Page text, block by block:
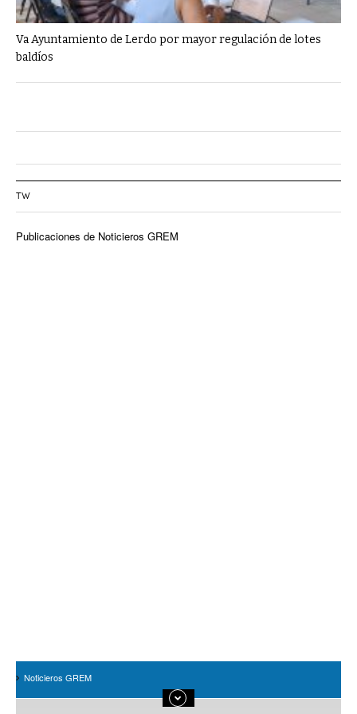
Va Ayuntamiento de Lerdo por mayor regulación de lotes
baldíos
TW
Publicaciones de Noticieros GREM
Noticieros GREM